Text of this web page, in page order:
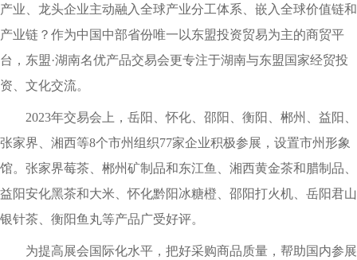
产业、龙头企业主动融入全球产业分工体系、嵌入全球价值链和
产业链？作为中国中部省份唯一以东盟投资贸易为主的商贸平
台，东盟·湖南名优产品交易会更专注于湖南与东盟国家经贸投
资、文化交流。
2023年交易会上，岳阳、怀化、邵阳、衡阳、郴州、益阳、
张家界、湘西等8个市州组织77家企业积极参展，设置市州形象
馆。张家界莓茶、郴州矿制品和东江鱼、湘西黄金茶和腊制品、
益阳安化黑茶和大米、怀化黔阳冰糖橙、邵阳打火机、岳阳君山
银针茶、衡阳鱼丸等产品广受好评。
为提高展会国际化水平，把好采购商品质量，帮助国内参展